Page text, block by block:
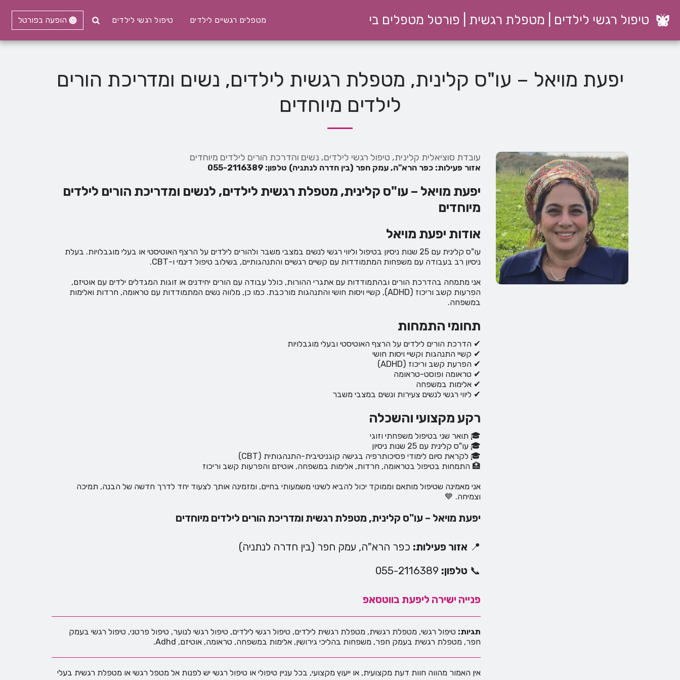
טיפול רגשי לילדים | מטפלת רגשית | פורטל מטפלים בי מטפלים רגשיים לילדים טיפול רגשי לילדים הופעה בפורטל
יפעת מויאל – עו"ס קלינית, מטפלת רגשית לילדים, נשים ומדריכת הורים
לילדים מיוחדים
עובדת סוציאלית קלינית, טיפול רגשי לילדים, נשים והדרכת הורים לילדים מיוחדים
אזור פעילות: כפר הרא"ה, עמק חפר (בין חדרה לנתניה) טלפון: 055-2116389
יפעת מויאל – עו"ס קלינית, מטפלת רגשית לילדים, לנשים ומדריכת הורים לילדים
מיוחדים
אודות יפעת מויאל
עו"ס קלינית עם 25 שנות ניסיון בטיפול וליווי רגשי לנשים במצבי משבר ולהורים לילדים על הרצף האוטיסטי או בעלי מוגבלויות. בעלת
ניסיון רב בעבודה עם משפחות המתמודדות עם קשיים רגשיים והתנהגותיים, בשילוב טיפול דינמי ו-CBT.
אני מתמחה בהדרכת הורים ובהתמודדות עם אתגרי ההורות, כולל עבודה עם הורים יחידנים או זוגות המגדלים ילדים עם אוטיזם,
הפרעות קשב וריכוז (ADHD), קשיי ויסות חושי והתנהגות מורכבת. כמו כן, מלווה נשים המתמודדות עם טראומה, חרדות ואלימות
במשפחה.
תחומי התמחות
✔ הדרכת הורים לילדים על הרצף האוטיסטי ובעלי מוגבלויות
✔ קשיי התנהגות וקשיי ויסות חושי
✔ הפרעת קשב וריכוז (ADHD)
✔ טראומה ופוסט-טראומה
✔ אלימות במשפחה
✔ ליווי רגשי לנשים צעירות ונשים במצבי משבר
רקע מקצועי והשכלה
🎓 תואר שני בטיפול משפחתי וזוגי
🎓 עו"ס קלינית עם 25 שנות ניסיון
🎓 לקראת סיום לימודי פסיכותרפיה בגישה קוגניטיבית-התנהגותית (CBT)
🏥 התמחות בטיפול בטראומה, חרדות, אלימות במשפחה, אוטיזם והפרעות קשב וריכוז
אני מאמינה שטיפול מותאם וממוקד יכול להביא לשינוי משמעותי בחיים, ומזמינה אותך לצעוד יחד לדרך חדשה של הבנה, תמיכה
וצמיחה. 💙
יפעת מויאל – עו"ס קלינית, מטפלת רגשית ומדריכת הורים לילדים מיוחדים
📍 אזור פעילות: כפר הרא"ה, עמק חפר (בין חדרה לנתניה)
📞 טלפון:
פנייה ישירה ליפעת בווטסאפ
תגיות: טיפול רגשי, מטפלת רגשית, מטפלת רגשית לילדים, טיפול רגשי לילדים, טיפול רגשי לנוער, טיפול פרטני, טיפול רגשי בעמק
חפר, מטפלת רגשית בעמק חפר, משפחות בהליכי גירושין, אלימות במשפחה, טראומה, אוטיזם, Adhd.
אין האמור מהווה חוות דעת מקצועית, או ייעוץ מקצועי, בכל עניין טיפולי או טיפול רגשי יש לפנות אל מטפל רגשי או מטפלת רגשית בעלי